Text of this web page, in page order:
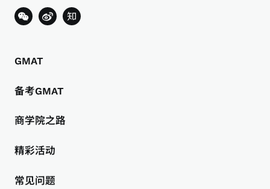
GMAT
备考GMAT
商学院之路
精彩活动
常见问题